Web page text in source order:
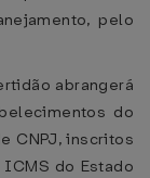
pelo
abrangerá
do
CNPJ, inscritos
do Estado